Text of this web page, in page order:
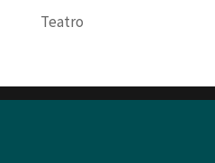
Teatro